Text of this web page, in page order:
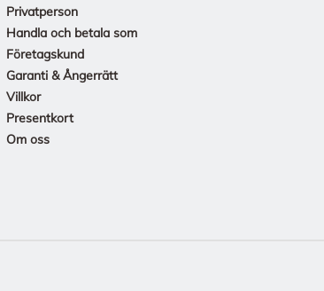
Privatperson
Handla och betala som
Företagskund
Garanti & Ångerrätt
Villkor
Presentkort
Om oss